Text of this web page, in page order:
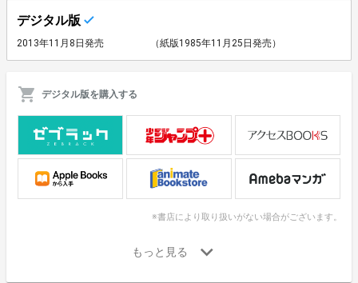
デジタル版
2013年11月8日発売 （紙版1985年11月25日発売）
デジタル版を購入する
※書店により取り扱いがない場合がございます。